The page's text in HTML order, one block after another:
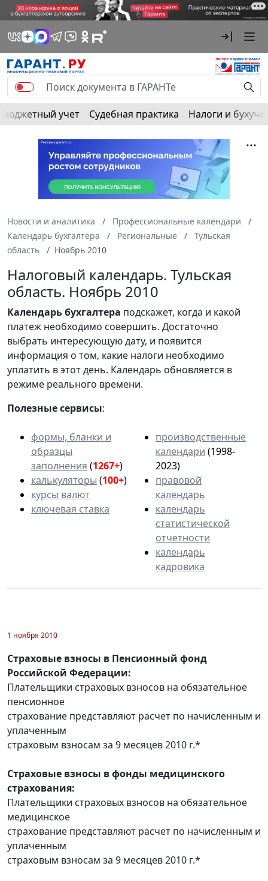
Бюджетный учет Судебная практика Налоги и
Новости и аналитика
Профессиональные календари
Календарь бухгалтера
Региональные
Тульская
область
Ноябрь 2010
Налоговый календарь. Тульская
область. Ноябрь 2010
Календарьбухгалтера подскажет, когда и какой
платеж необходимо совершить. Достаточно
выбрать интересующую дату, и появится
информация о том, какие налоги необходимо
уплатить в этот день. Календарь обновляется в
режиме реального времени.
Полезные сервисы:
формы, бланки и
образцы
заполнения (1267+)
калькуляторы (100+)
курсы валют
ключевая ставка
производственные
календари (1998-
2023)
правовой
календарь
календарь
статистической
отчетности
календарь
кадровика
1 ноября 2010
Страховые взносы в Пенсионный фонд
Российской Федерации:
Плательщики страховых взносов на обязательное
пенсионное
страхование представляют расчет по начисленным и
уплаченным
страховым взносам за 9 месяцев 2010 г.*
Страховые взносы в фонды медицинского
страхования:
Плательщики страховых взносов на обязательное
медицинское
страхование представляют расчет по начисленным и
уплаченным
страховым взносам за 9 месяцев 2010 г.*